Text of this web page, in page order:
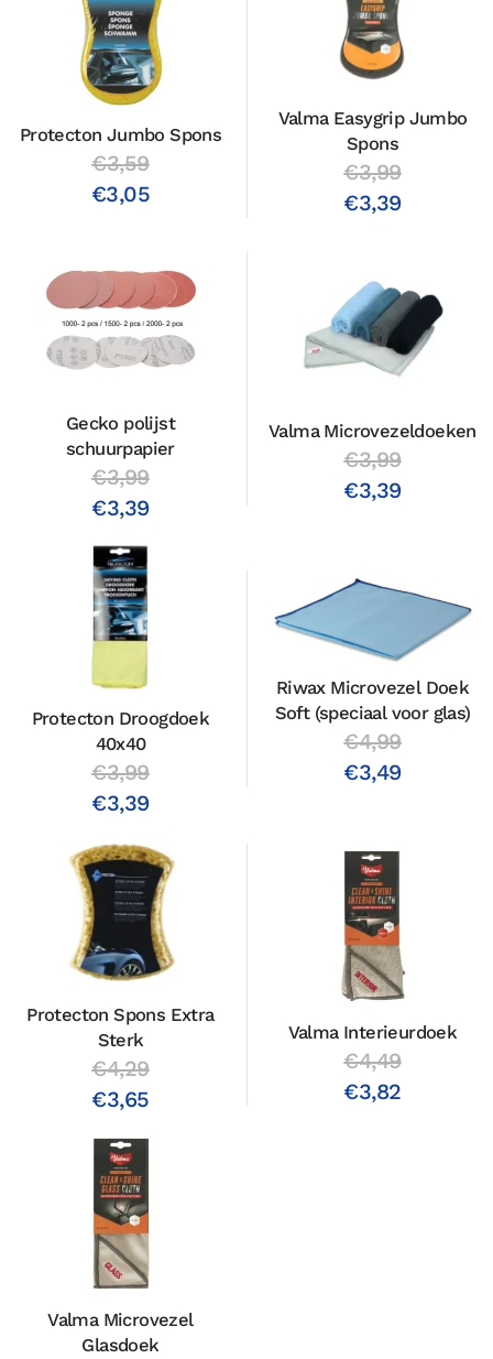
Protecton Jumbo Spons
€3,59
€3,05
Valma Easygrip Jumbo
Spons
€3,99
€3,39
Gecko polijst
schuurpapier
€3,99
€3,39
Valma Microvezeldoeken
€3,99
€3,39
Protecton Droogdoek
40x40
€3,99
€3,39
Riwax Microvezel Doek
Soft (speciaal voor glas)
€4,99
€3,49
Protecton Spons Extra
Sterk
€4,29
€3,65
Valma Interieurdoek
€4,49
€3,82
Valma Microvezel
Glasdoek